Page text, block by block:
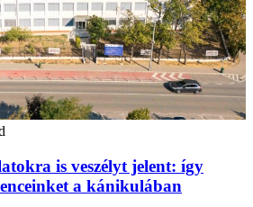
is veszélyt jelent: így
a kánikulában